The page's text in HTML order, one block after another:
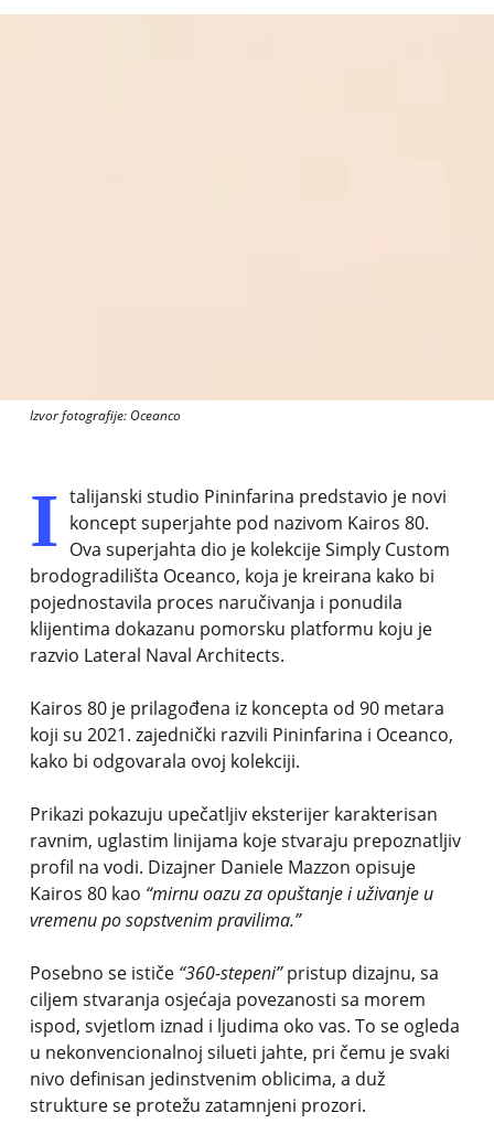
Izvor fotografije: Oceanco
I talijanski studio Pininfarina predstavio je novi
koncept superjahte pod nazivom Kairos 80.
Ova superjahta dio je kolekcije Simply Custom
brodogradilišta Oceanco, koja je kreirana kako bi
pojednostavila proces naručivanja i ponudila
klijentima dokazanu pomorsku platformu koju je
razvio Lateral Naval Architects.
Kairos 80 je prilagođena iz koncepta od 90 metara
koji su 2021. zajednički razvili Pininfarina i Oceanco,
kako bi odgovarala ovoj kolekciji.
Prikazi pokazuju upečatljiv eksterijer karakterisan
ravnim, uglastim linijama koje stvaraju prepoznatljiv
profil na vodi. Dizajner Daniele Mazzon opisuje
Kairos 80 kao “mirnu oazu za opuštanje i uživanje u
vremenu po sopstvenim pravilima.”
Posebno se ističe “360-stepeni”pristup dizajnu, sa
ciljem stvaranja osjećaja povezanosti sa morem
ispod, svjetlom iznad i ljudima oko vas. To se ogleda
u nekonvencionalnoj silueti jahte, pri čemu je svaki
nivo definisan jedinstvenim oblicima, a duž
strukture se protežu zatamnjeni prozori.